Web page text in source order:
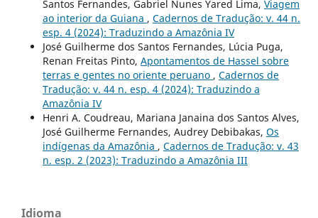
Santos Fernandes, Gabriel Nunes Yared Lima, Viagem
ao interior da Guiana , Cadernos de Tradução: v. 44 n.
esp. 4 (2024): Traduzindo a Amazônia IV
José Guilherme dos Santos Fernandes, Lúcia Puga,
Renan Freitas Pinto, Apontamentos de Hassel sobre
terras e gentes no oriente peruano , Cadernos de
Tradução: v. 44 n. esp. 4 (2024): Traduzindo a
Amazônia IV
Henri A. Coudreau, Mariana Janaina dos Santos Alves,
José Guilherme Fernandes, Audrey Debibakas, Os
indígenas da Amazônia , Cadernos de Tradução: v. 43
n. esp. 2 (2023): Traduzindo a Amazônia III
Idioma